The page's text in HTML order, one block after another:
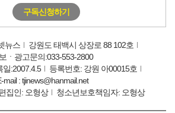
구독신청하기
뉴스
강원도 태백시 상장로 88 102호
ㆍ광고문의:033-553-2800
:2007.4.5
등록번호: 강원 아00015호
mail : tjinews@hanmail.net
집인: 오형상 청소년보호책임자: 오형상